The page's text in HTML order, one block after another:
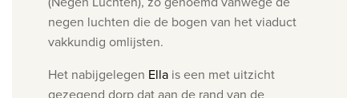
negen luchten die de bogen van het viaduct
vakkundig omlijsten.
Het nabijgelegen Ella is een met uitzicht